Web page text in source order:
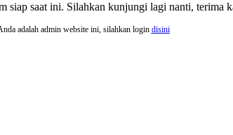
siap saat ini. Silahkan kunjungi lagi nanti, terima
adalah admin website ini, silahkan login disini